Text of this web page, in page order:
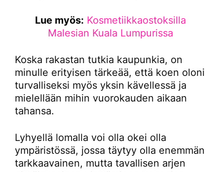
Lue myös: Kosmetiikkaostoksilla
Malesian Kuala Lumpurissa
Koska rakastan tutkia kaupunkia, on
minulle erityisen tärkeää, että koen oloni
turvalliseksi myös yksin kävellessä ja
mielellään mihin vuorokauden aikaan
tahansa.
Lyhyellä lomalla voi olla okei olla
ympäristössä, jossa täytyy olla enemmän
tarkkaavainen, mutta tavallisen arjen